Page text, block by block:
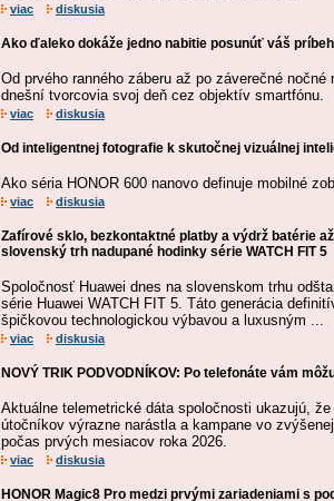
viac diskusia
Ako ďaleko dokáže jedno nabitie posunúť váš
Od prvého ranného záberu až po záverečné nočné
dnešní tvorcovia svoj deň cez objektív smartfónu.
viac diskusia
Od inteligentnej fotografie k skutočnej vizuálnej
Ako séria HONOR 600 nanovo definuje mobilné
viac diskusia
Zafírové sklo, bezkontaktné platby a výdrž batérie
slovenský trh nadupané hodinky série WATCH FIT 5
Spoločnosť Huawei dnes na slovenskom trhu
série Huawei WATCH FIT 5. Táto generácia
špičkovou technologickou výbavou a luxusným ...
viac diskusia
NOVÝ TRIK PODVODNÍKOV: Po telefonáte vám
Aktuálne telemetrické dáta spoločnosti ukazujú,
útočníkov výrazne narástla a kampane vo
počas prvých mesiacov roka 2026.
viac diskusia
HONOR Magic8 Pro medzi prvými zariadeniami s